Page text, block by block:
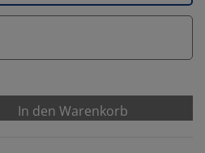
In den Warenkorb